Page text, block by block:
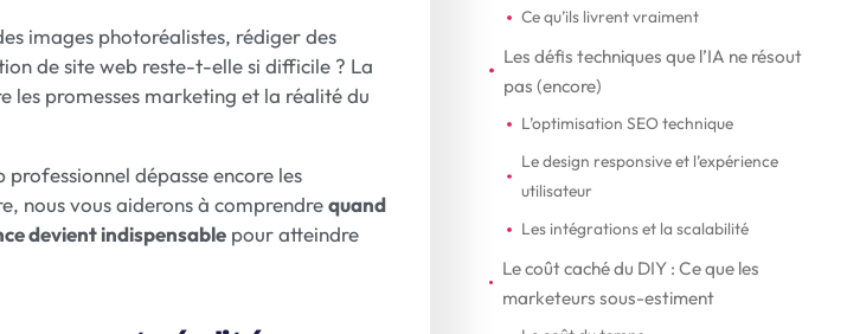
images photoréalistes, rédiger des
de site web reste-t-elle si difficile ? La
les promesses marketing et la réalité du
dépasse encore les
nous vous aiderons à comprendrequand
devient indispensable pour atteindre
Ce qu’ils livrent vraiment
Les défis techniques que l’IA ne résout
pas (encore)
L’optimisation SEO technique
Le design responsive et l’expérience
utilisateur
Les intégrations et la scalabilité
Le coût caché du DIY : Ce que les
marketeurs sous-estiment